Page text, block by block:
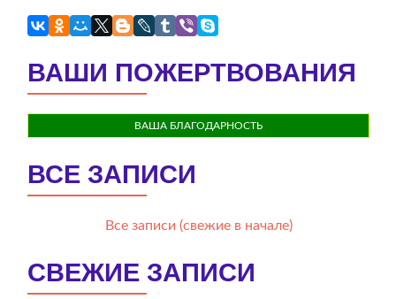
ВАШИ ПОЖЕРТВОВАНИЯ
ВАША БЛАГОДАРНОСТЬ
ВСЕ ЗАПИСИ
Все записи (свежие в начале)
СВЕЖИЕ ЗАПИСИ